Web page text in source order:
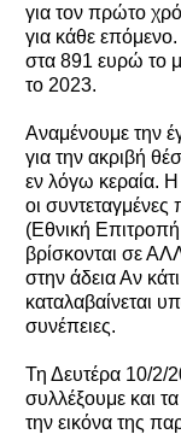
για τον πρώτο
για κάθε
στα 891 ευρώ το
το 2023.
Αναμένουμε την
για την ακριβή
εν λόγω κεραία.
οι
(Εθνική
βρίσκονται σε
στην άδεια Αν
καταλαβαίνεται
συνέπειες.
Τη Δευτέρα 10/2/
συλλέξουμε και
την εικόνα της